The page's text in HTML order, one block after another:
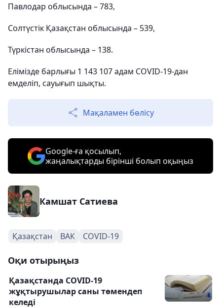
Павлодар облысында – 783,
Солтүстік Қазақстан облысында – 539,
Түркістан облысында – 138.
Елімізде барлығы 1 143 107 адам COVID-19-дан
емделіп, сауығып шықты.
Мақаламен бөлісу
Google-ға қосылып,
жаңалықтарды бірінші болып оқыңыз
Камшат Сатиева
Қазақстан ВАК COVID-19
Оқи отырыңыз
Қазақстанда COVID-19
жұқтырушылар саны төмендеп
келеді